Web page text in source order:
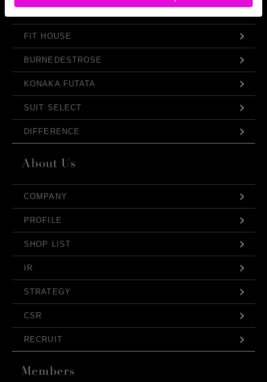
FIT HOUSE
BURNEDESTROSE
KONAKA FUTATA
SUIT SELECT
DIFFERENCE
COMPANY
PROFILE
SHOP LIST
IR
STRATEGY
CSR
RECRUIT